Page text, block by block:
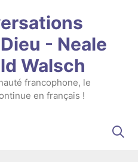
- Neale
Walsch
francophone, le
en français !